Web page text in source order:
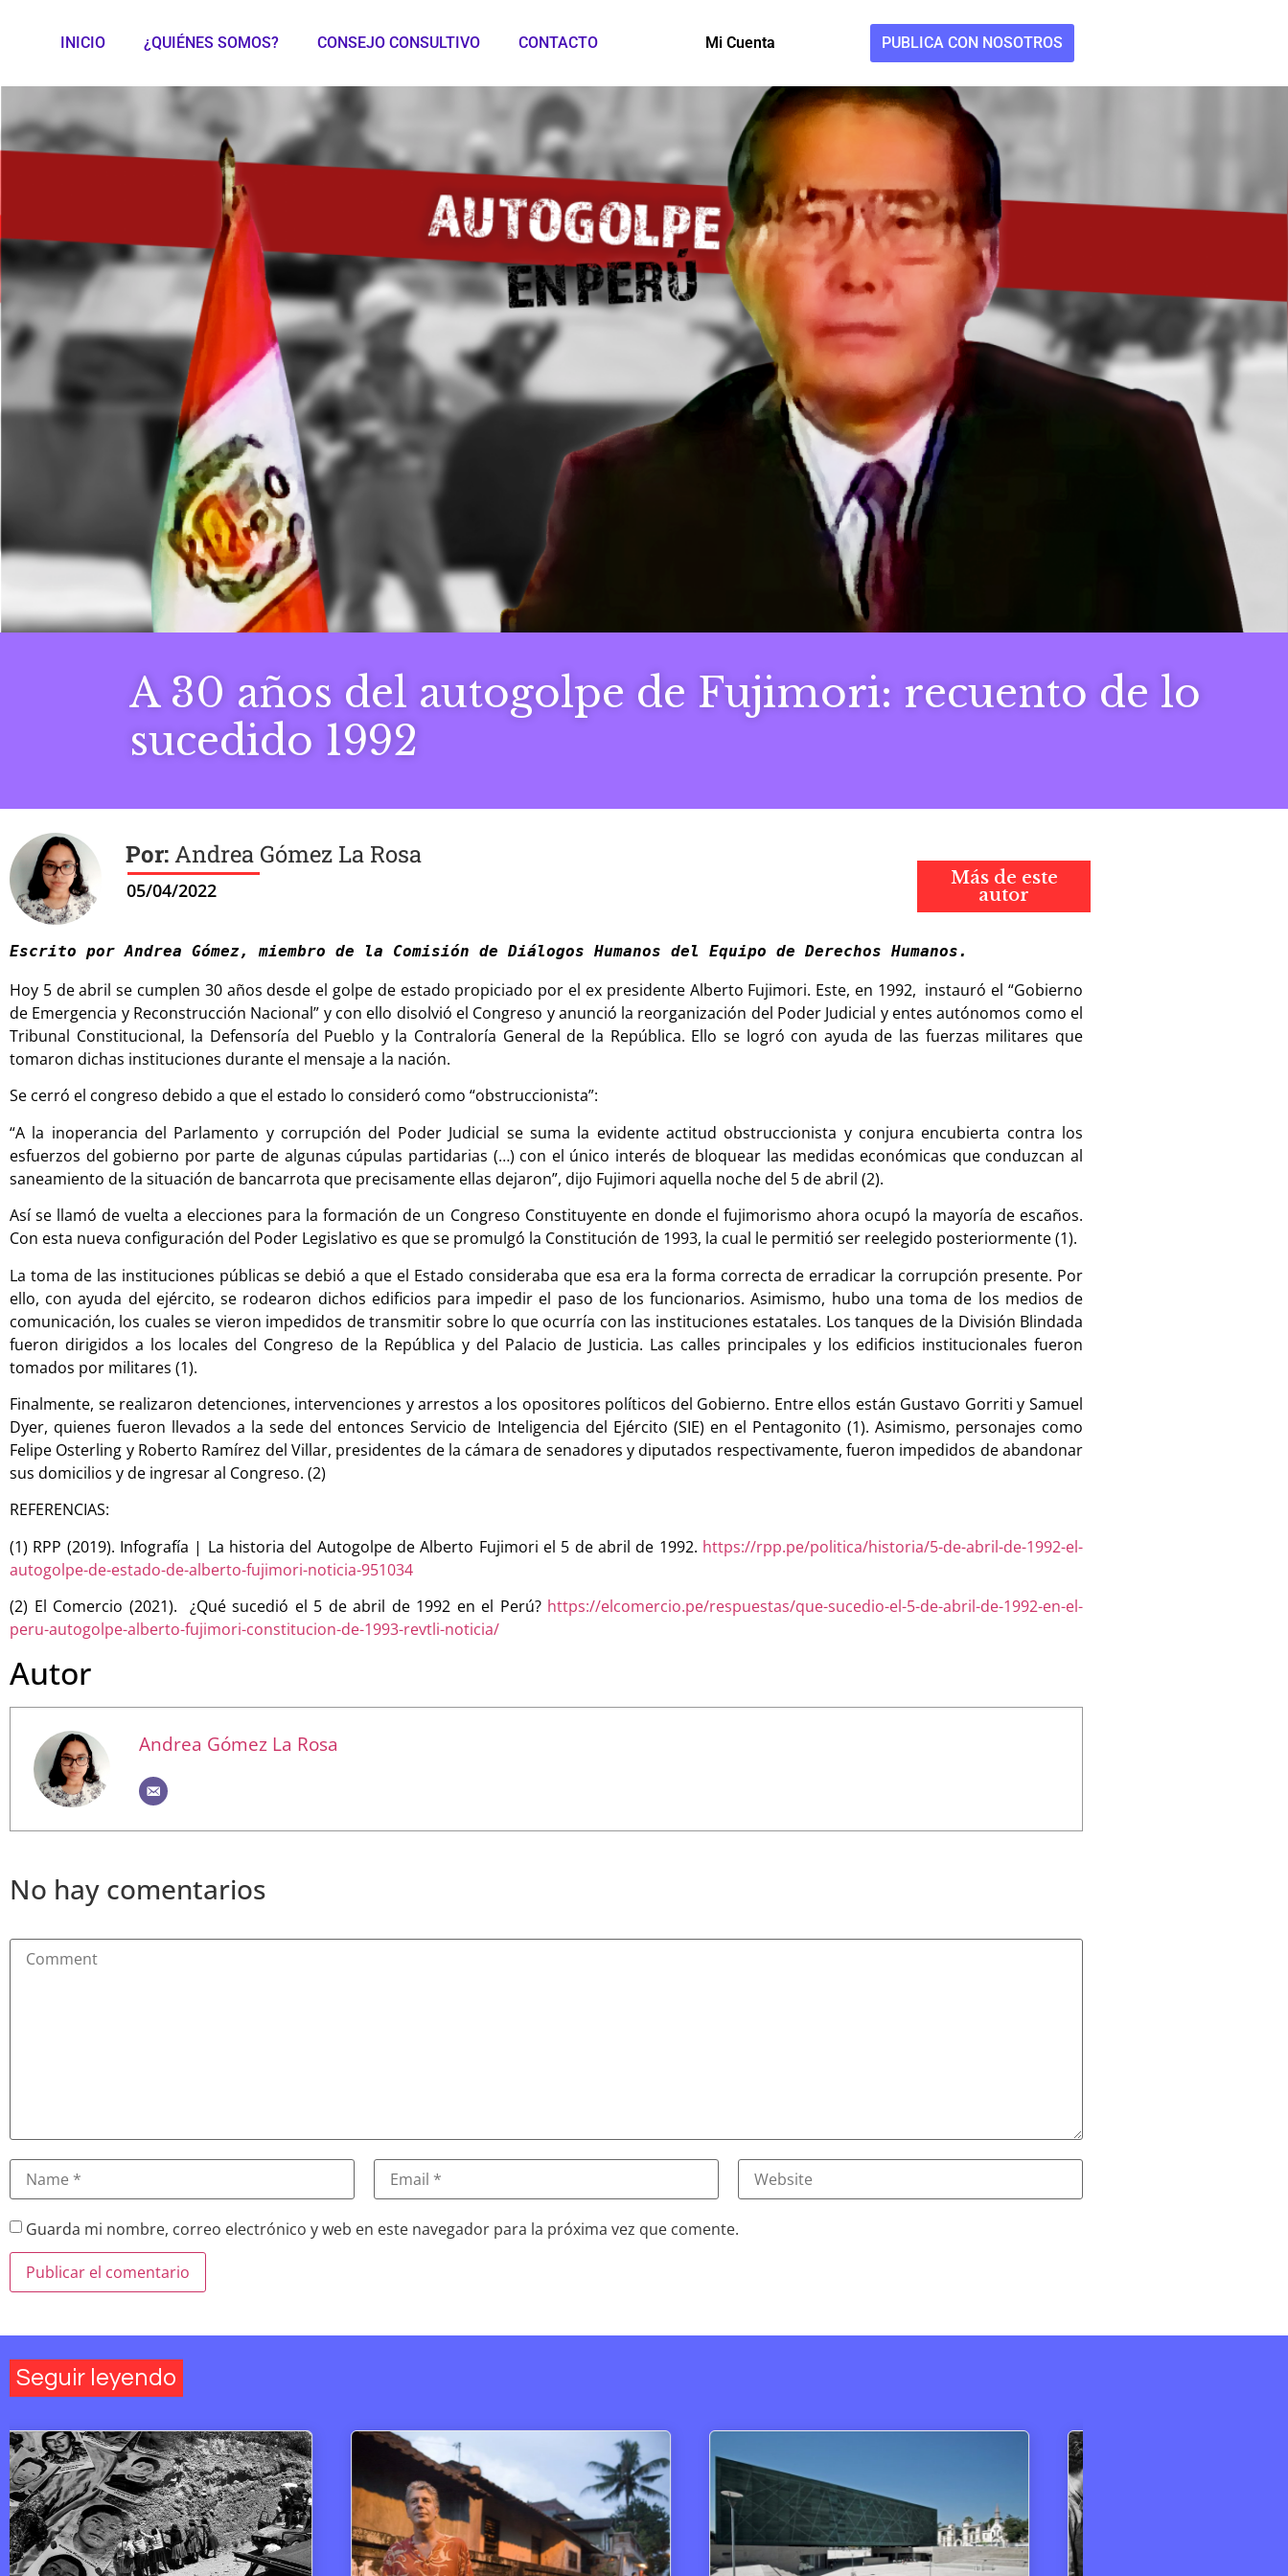
INICIO ¿QUIÉNES SOMOS? CONSEJO CONSULTIVO CONTACTO Mi Cuenta PUBLICA CON NOSOTROS
A 30 años del autogolpe de Fujimori: recuento de lo
sucedido 1992
Andrea Gómez La Rosa
Más de este
autor
Escrito por Andrea Gómez, miembro de la Comisión de Diálogos Humanos del Equipo de Derechos Humanos.
Hoy 5 de abril se cumplen 30 años desde el golpe de estado propiciado por el ex presidente Alberto Fujimori. Este, en 1992, instauró el “Gobierno
de Emergencia y Reconstrucción Nacional” y con ello disolvió el Congreso y anunció la reorganización del Poder Judicial y entes autónomos como el
Tribunal Constitucional, la Defensoría del Pueblo y la Contraloría General de la República. Ello se logró con ayuda de las fuerzas militares que
tomaron dichas instituciones durante el mensaje a la nación.
Se cerró el congreso debido a que el estado lo consideró como “obstruccionista”:
“A la inoperancia del Parlamento y corrupción del Poder Judicial se suma la evidente actitud obstruccionista y conjura encubierta contra los
esfuerzos del gobierno por parte de algunas cúpulas partidarias (…) con el único interés de bloquear las medidas económicas que conduzcan al
saneamiento de la situación de bancarrota que precisamente ellas dejaron”, dijo Fujimori aquella noche del 5 de abril (2).
Así se llamó de vuelta a elecciones para la formación de un Congreso Constituyente en donde el fujimorismo ahora ocupó la mayoría de escaños.
Con esta nueva configuración del Poder Legislativo es que se promulgó la Constitución de 1993, la cual le permitió ser reelegido posteriormente (1).
La toma de las instituciones públicas se debió a que el Estado consideraba que esa era la forma correcta de erradicar la corrupción presente. Por
ello, con ayuda del ejército, se rodearon dichos edificios para impedir el paso de los funcionarios. Asimismo, hubo una toma de los medios de
comunicación, los cuales se vieron impedidos de transmitir sobre lo que ocurría con las instituciones estatales. Los tanques de la División Blindada
fueron dirigidos a los locales del Congreso de la República y del Palacio de Justicia. Las calles principales y los edificios institucionales fueron
tomados por militares (1).
Finalmente, se realizaron detenciones, intervenciones y arrestos a los opositores políticos del Gobierno. Entre ellos están Gustavo Gorriti y Samuel
Dyer, quienes fueron llevados a la sede del entonces Servicio de Inteligencia del Ejército (SIE) en el Pentagonito (1). Asimismo, personajes como
Felipe Osterling y Roberto Ramírez del Villar, presidentes de la cámara de senadores y diputados respectivamente, fueron impedidos de abandonar
sus domicilios y de ingresar al Congreso. (2)
REFERENCIAS:
(1) RPP (2019). Infografía | La historia del Autogolpe de Alberto Fujimori el 5 de abril de 1992. https://rpp.pe/politica/historia/5-de-abril-de-1992-el-
autogolpe-de-estado-de-alberto-fujimori-noticia-951034
(2) El Comercio (2021). ¿Qué sucedió el 5 de abril de 1992 en el Perú? https://elcomercio.pe/respuestas/que-sucedio-el-5-de-abril-de-1992-en-el-
peru-autogolpe-alberto-fujimori-constitucion-de-1993-revtli-noticia/
Autor
Andrea Gómez La Rosa
No hay comentarios
Guarda mi nombre, correo electrónico y web en este navegador para la próxima vez que comente.
05/04/2022
Seguir leyendo